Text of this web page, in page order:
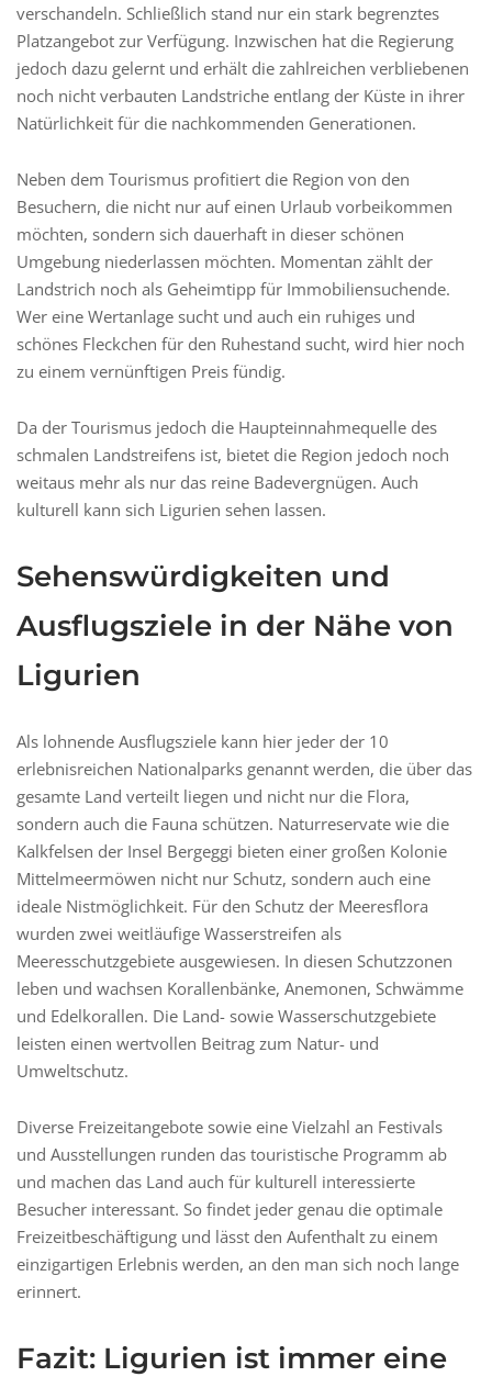
verschandeln. Schließlich stand nur ein stark begrenztes
Platzangebot zur Verfügung. Inzwischen hat die Regierung
jedoch dazu gelernt und erhält die zahlreichen verbliebenen
noch nicht verbauten Landstriche entlang der Küste in ihrer
Natürlichkeit für die nachkommenden Generationen.
Neben dem Tourismus profitiert die Region von den
Besuchern, die nicht nur auf einen Urlaub vorbeikommen
möchten, sondern sich dauerhaft in dieser schönen
Umgebung niederlassen möchten. Momentan zählt der
Landstrich noch als Geheimtipp für Immobiliensuchende.
Wer eine Wertanlage sucht und auch ein ruhiges und
schönes Fleckchen für den Ruhestand sucht, wird hier noch
zu einem vernünftigen Preis fündig.
Da der Tourismus jedoch die Haupteinnahmequelle des
schmalen Landstreifens ist, bietet die Region jedoch noch
weitaus mehr als nur das reine Badevergnügen. Auch
kulturell kann sich Ligurien sehen lassen.
Sehenswürdigkeiten und
Ausflugsziele in der Nähe von
Ligurien
Als lohnende Ausflugsziele kann hier jeder der 10
erlebnisreichen Nationalparks genannt werden, die über das
gesamte Land verteilt liegen und nicht nur die Flora,
sondern auch die Fauna schützen. Naturreservate wie die
Kalkfelsen der Insel Bergeggi bieten einer großen Kolonie
Mittelmeermöwen nicht nur Schutz, sondern auch eine
ideale Nistmöglichkeit. Für den Schutz der Meeresflora
wurden zwei weitläufige Wasserstreifen als
Meeresschutzgebiete ausgewiesen. In diesen Schutzzonen
leben und wachsen Korallenbänke, Anemonen, Schwämme
und Edelkorallen. Die Land- sowie Wasserschutzgebiete
leisten einen wertvollen Beitrag zum Natur- und
Umweltschutz.
Diverse Freizeitangebote sowie eine Vielzahl an Festivals
und Ausstellungen runden das touristische Programm ab
und machen das Land auch für kulturell interessierte
Besucher interessant. So findet jeder genau die optimale
Freizeitbeschäftigung und lässt den Aufenthalt zu einem
einzigartigen Erlebnis werden, an den man sich noch lange
erinnert.
Fazit: Ligurien ist immer eine